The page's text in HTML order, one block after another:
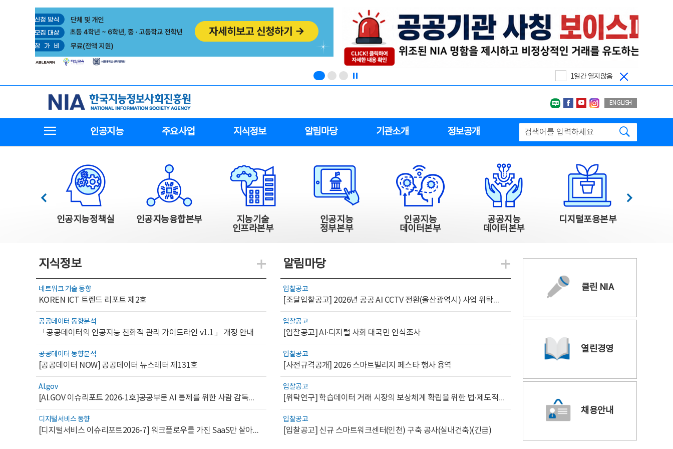
1일간 열지않음
한국지능정보사회진흥원
네이버블로그
페이스북
유투브인스타그랩
ENGLISH
인공지능 주요사업 지식정보 알림마당 기관소개 정보공개
한국지능정보사회진흥원 주요사업
인공지능정책실 인공지능융합본부
지능기술
인프라본부
인공지능
정부본부
인공지능
데이터본부
공공지능
데이터본부
디지털포용본부
이전 다음
지식정보
네트워크 기술 동향
KOREN ICT 트렌드 리포트 제2호
공공데이터 동향분석
「공공데이터의 인공지능 친화적 관리 가이드라인 v1.1」 개정 안내
공공데이터 동향분석
[공공데이터 NOW] 공공데이터 뉴스레터 제131호
AI.gov
[AI.GOV 이슈리포트 2026-1호]공공부문 AI 통제를 위한 사람 감독의 해외 사례 분석 및 시사점
디지털서비스 동향
[디지털서비스 이슈리포트2026-7] 워크플로우를 가진 SaaS만 살아남는다
지식관련 더보기
알림마당
입찰공고
[조달입찰공고] 2026년 공공 AI CCTV 전환(울산광역시) 사업 위탁감리
입찰공고
[입찰공고] AI·디지털 사회 대국민 인식조사
입찰공고
[사전규격공개] 2026 스마트빌리지 페스타 행사 용역
입찰공고
[위탁연구] 학습데이터 거래 시장의 보상체계 확립을 위한 법·제도적 검토 방안 연구
입찰공고
[입찰공고] 신규 스마트워크센터(인천) 구축 공사(실내건축)(긴급)
알림관련 더보기
클린 NIA
열린경영
채용안내